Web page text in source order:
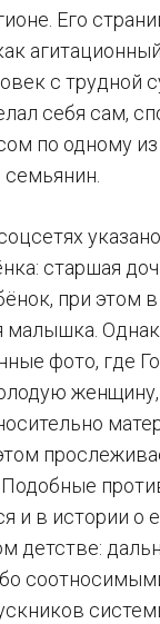
Его
с трудной
себя сам,
по одному из
старшая
при этом
малышка.
фото, где
Подобные
и в истории о
детстве: